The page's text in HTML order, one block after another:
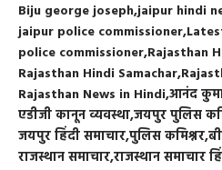
Biju george josephjaipur hindi
jaipur police commissioner
police commissioner Rajasthan
Rajasthan Hindi Samachar
Rajasthan News in Hindiआनंद
एडीजी कानून व्यवस्थाजयपुर पुलिस
जयपुर हिंदी समाचारपुलिस कमिश्नर
राजस्थान समाचारराजस्थान समाचार